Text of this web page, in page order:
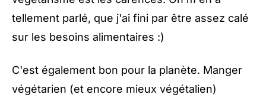
tellement parlé, que j'ai fini par être assez calé
sur les besoins alimentaires :)
C'est également bon pour la planète. Manger
végétarien (et encore mieux végétalien)